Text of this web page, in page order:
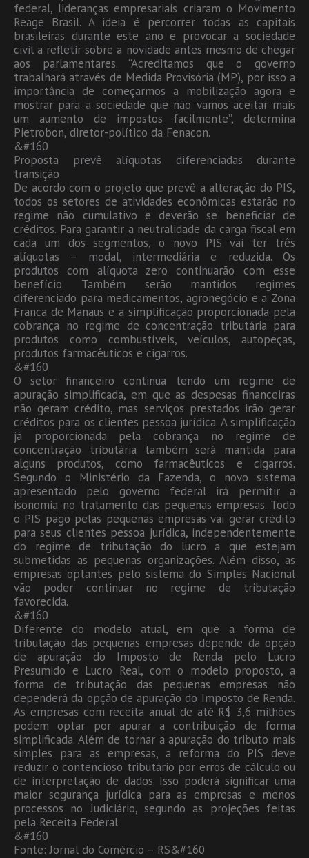
federal, lideranças empresariais criaram o Movimento
Reage Brasil. A ideia é percorrer todas as capitais
brasileiras durante este ano e provocar a sociedade
civil a refletir sobre a novidade antes mesmo de chegar
aos parlamentares. “Acreditamos que o governo
trabalhará através de Medida Provisória (MP), por isso a
importância de começarmos a mobilização agora e
mostrar para a sociedade que não vamos aceitar mais
um aumento de impostos facilmente”, determina
Pietrobon, diretor-político da Fenacon.
&#160
Proposta prevê alíquotas diferenciadas durante
transição
De acordo com o projeto que prevê a alteração do PIS,
todos os setores de atividades econômicas estarão no
regime não cumulativo e deverão se beneficiar de
créditos. Para garantir a neutralidade da carga fiscal em
cada um dos segmentos, o novo PIS vai ter três
alíquotas – modal, intermediária e reduzida. Os
produtos com alíquota zero continuarão com esse
benefício. Também serão mantidos regimes
diferenciado para medicamentos, agronegócio e a Zona
Franca de Manaus e a simplificação proporcionada pela
cobrança no regime de concentração tributária para
produtos como combustíveis, veículos, autopeças,
produtos farmacêuticos e cigarros.
&#160
O setor financeiro continua tendo um regime de
apuração simplificada, em que as despesas financeiras
não geram crédito, mas serviços prestados irão gerar
créditos para os clientes pessoa jurídica. A simplificação
já proporcionada pela cobrança no regime de
concentração tributária também será mantida para
alguns produtos, como farmacêuticos e cigarros.
Segundo o Ministério da Fazenda, o novo sistema
apresentado pelo governo federal irá permitir a
isonomia no tratamento das pequenas empresas. Todo
o PIS pago pelas pequenas empresas vai gerar crédito
para seus clientes pessoa jurídica, independentemente
do regime de tributação do lucro a que estejam
submetidas as pequenas organizações. Além disso, as
empresas optantes pelo sistema do Simples Nacional
vão poder continuar no regime de tributação
favorecida.
&#160
Diferente do modelo atual, em que a forma de
tributação das pequenas empresas depende da opção
de apuração do Imposto de Renda pelo Lucro
Presumido e Lucro Real, com o modelo proposto, a
forma de tributação das pequenas empresas não
dependerá da opção de apuração do Imposto de Renda.
As empresas com receita anual de até R$ 3,6 milhões
podem optar por apurar a contribuição de forma
simplificada. Além de tornar a apuração do tributo mais
simples para as empresas, a reforma do PIS deve
reduzir o contencioso tributário por erros de cálculo ou
de interpretação de dados. Isso poderá significar uma
maior segurança jurídica para as empresas e menos
processos no Judiciário, segundo as projeções feitas
pela Receita Federal.
&#160
Fonte: Jornal do Comércio – RS&#160